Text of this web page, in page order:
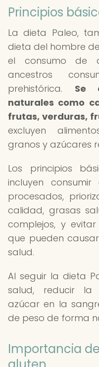
Principios
La dieta Paleo,
dieta del hombre
el consumo de
ancestros
prehistórica. Se
naturales como
frutas, verduras,
excluyen
granos y azúcares
Los principios
incluyen
procesados,
calidad, grasas
complejos, y
que pueden
salud.
Al seguir la dieta
salud, reducir la
azúcar en la
de peso de forma
Importancia